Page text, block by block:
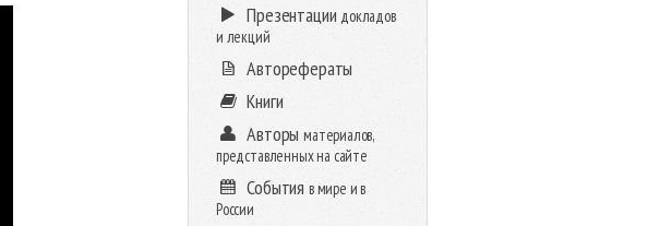
Презентации докладов
и лекций
Авторефераты
Книги
Авторыматериалов,
представленных на сайте
События в мире и в
России